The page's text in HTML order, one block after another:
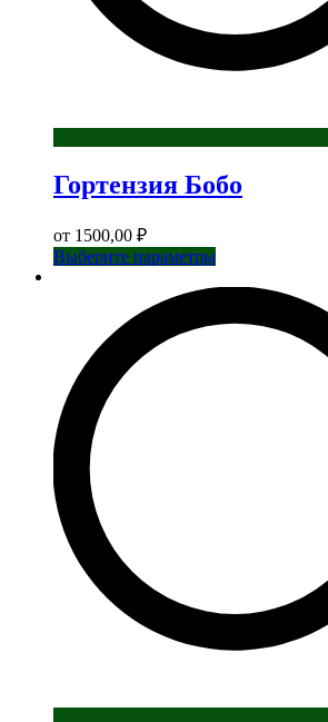
Гортензия Бобо
от 1500,00 ₽
Выберите параметрыЭтот
вариаций.